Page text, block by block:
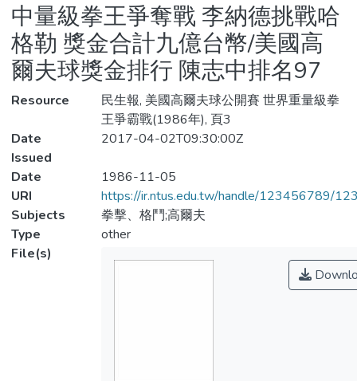
Statistics
中量級拳王爭奪戰 李納德挑戰哈
格勒 獎金合計九億台幣/美國高
爾夫球獎金排行 陳志中排名97
Resource
民生報, 美國高爾夫球公開賽 世界重量級拳
王爭霸戰(1986年), 頁3
Date
Issued
2017-04-02T09:30:00Z
Date
1986-11-05
URI
https://ir.ntus.edu.tw/handle/123456789/
Subjects
拳擊、格鬥;高爾夫
Type
other
File(s)